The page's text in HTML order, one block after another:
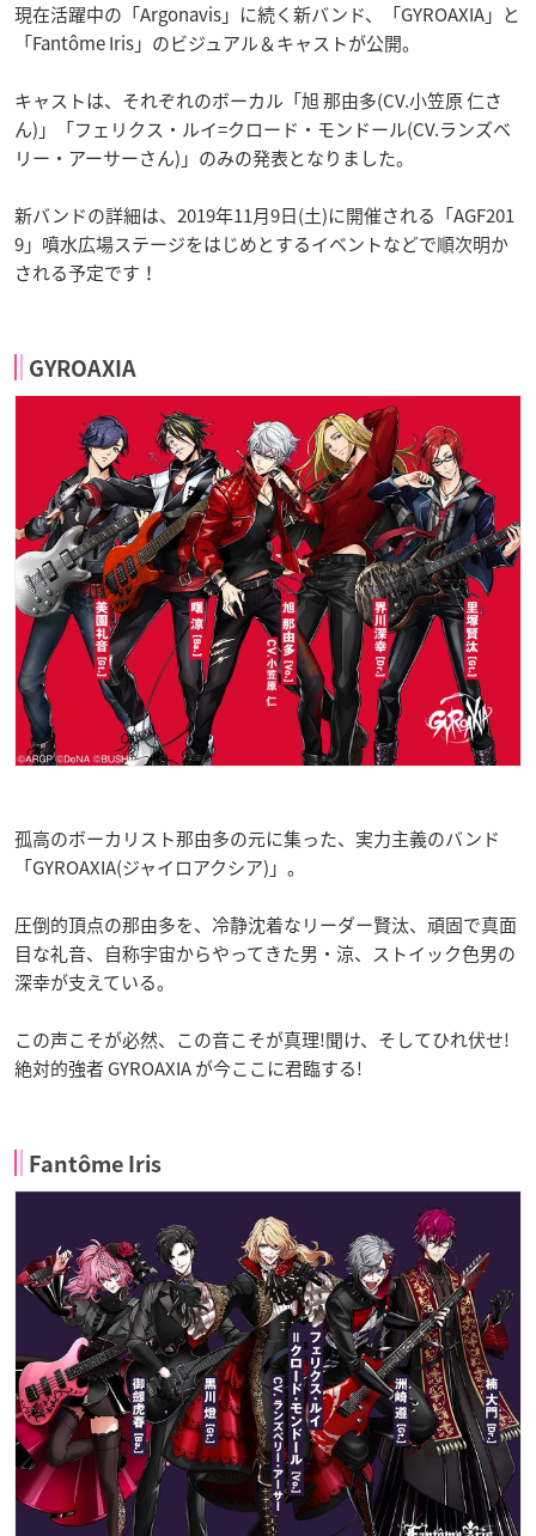
現在活躍中の「Argonavis」に続く新バンド、「GYROAXIA」と
「Fantôme Iris」のビジュアル＆キャストが公開。
キャストは、それぞれのボーカル「旭 那由多(CV.小笠原 仁さ
ん)」「フェリクス・ルイ=クロード・モンドール(CV.ランズベ
リー・アーサーさん)」のみの発表となりました。
新バンドの詳細は、2019年11月9日(土)に開催される「AGF201
9」噴水広場ステージをはじめとするイベントなどで順次明か
される予定です！
GYROAXIA
孤高のボーカリスト那由多の元に集った、実力主義のバンド
「GYROAXIA(ジャイロアクシア)」。
圧倒的頂点の那由多を、冷静沈着なリーダー賢汰、頑固で真面
目な礼音、自称宇宙からやってきた男・涼、ストイック色男の
深幸が支えている。
この声こそが必然、この音こそが真理!聞け、そしてひれ伏せ!
絶対的強者 GYROAXIA が今ここに君臨する!
Fantôme Iris